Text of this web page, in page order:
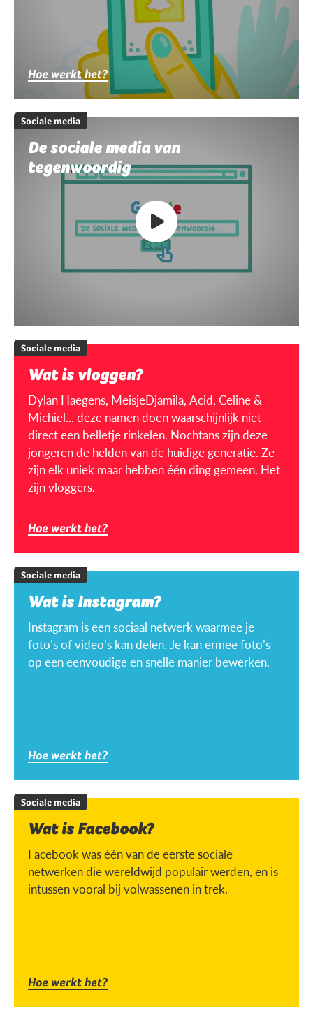
Hoe werkt het?
Sociale media
De sociale media van
tegenwoordig
Sociale media
Wat is vloggen?
Dylan Haegens, MeisjeDjamila, Acid, Celine &
Michiel... deze namen doen waarschijnlijk niet
direct een belletje rinkelen. Nochtans zijn deze
jongeren de helden van de huidige generatie. Ze
zijn elk uniek maar hebben één ding gemeen. Het
zijn vloggers.
Hoe werkt het?
Sociale media
Wat is Instagram?
Instagram is een sociaal netwerk waarmee je
foto’s of video’s kan delen. Je kan ermee foto’s
op een eenvoudige en snelle manier bewerken.
Hoe werkt het?
Sociale media
Wat is Facebook?
Facebook was één van de eerste sociale
netwerken die wereldwijd populair werden, en is
intussen vooral bij volwassenen in trek.
Hoe werkt het?